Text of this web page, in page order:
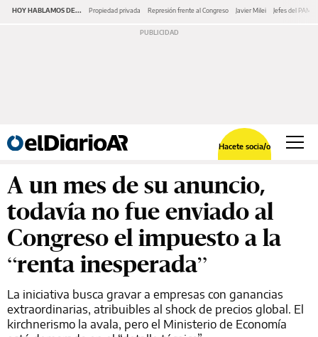
HOY HABLAMOS DE... Propiedad privada Represión frente al Congreso Javier Milei Jefes del PAMI
Hacete socia/o
A un mes de su anuncio,
todavía no fue enviado al
Congreso el impuesto a la
“renta inesperada”
La iniciativa busca gravar a empresas con ganancias
extraordinarias, atribuibles al shock de precios global. El
kirchnerismo la avala, pero el Ministerio de Economía